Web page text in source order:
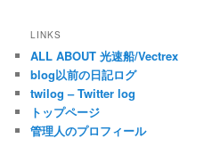
LINKS
ALL ABOUT 光速船/Vectrex
blog以前の日記ログ
twilog – Twitter log
トップページ
管理人のプロフィール